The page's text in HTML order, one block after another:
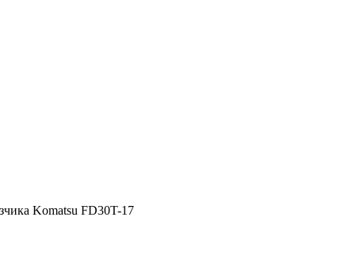
Komatsu FD30T-17